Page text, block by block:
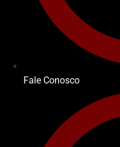
Fale Conosco